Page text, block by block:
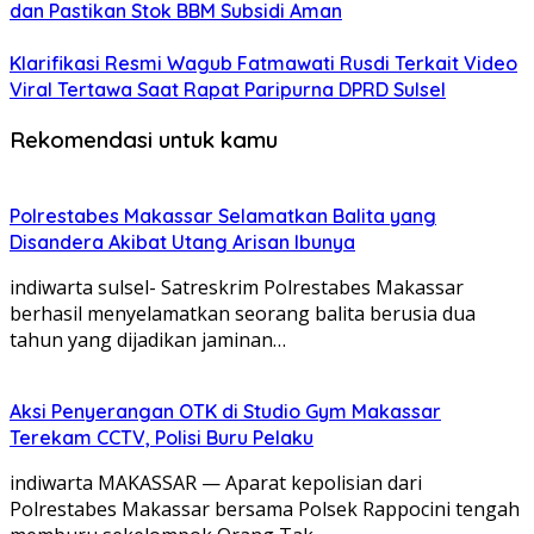
dan Pastikan Stok BBM Subsidi Aman
Klarifikasi Resmi Wagub Fatmawati Rusdi Terkait Video
Viral Tertawa Saat Rapat Paripurna DPRD Sulsel
Rekomendasi untuk kamu
Polrestabes Makassar Selamatkan Balita yang
Disandera Akibat Utang Arisan Ibunya
indiwarta sulsel- Satreskrim Polrestabes Makassar
berhasil menyelamatkan seorang balita berusia dua
tahun yang dijadikan jaminan…
Aksi Penyerangan OTK di Studio Gym Makassar
Terekam CCTV, Polisi Buru Pelaku
indiwarta MAKASSAR — Aparat kepolisian dari
Polrestabes Makassar bersama Polsek Rappocini tengah